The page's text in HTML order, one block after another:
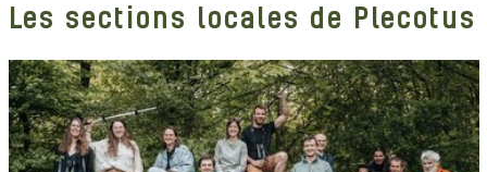
Les sections locales de Plecotus